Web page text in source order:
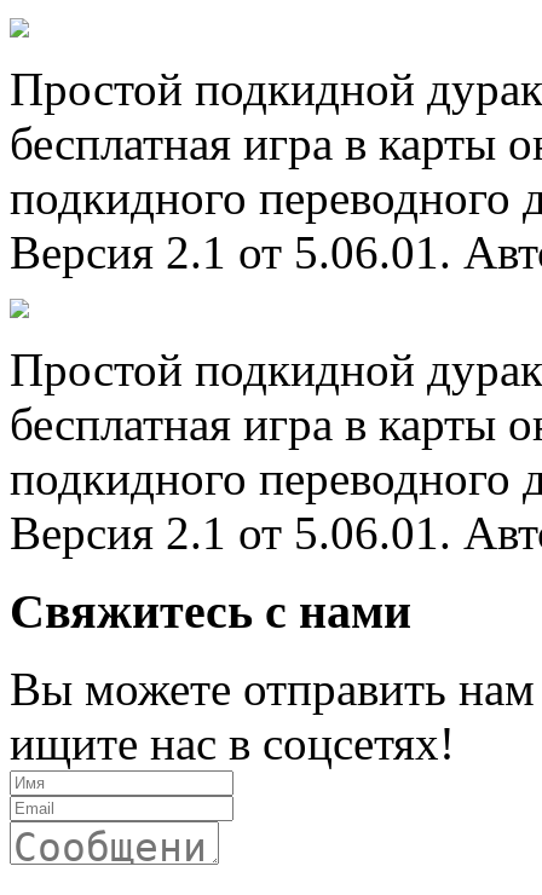
Простой подкидной
бесплатная игра в карты
подкидного переводного
Версия 2.1 от 5.06.01.
Простой подкидной
бесплатная игра в карты
подкидного переводного
Версия 2.1 от 5.06.01.
Свяжитесь с нами
Вы можете отправить
ищите нас в соцсетях!